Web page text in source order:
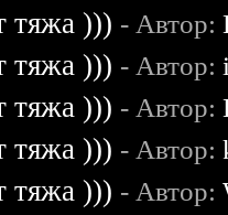
тяжа ))) - Автор:
тяжа ))) - Автор:
тяжа ))) - Автор:
тяжа ))) - Автор:
тяжа ))) - Автор: